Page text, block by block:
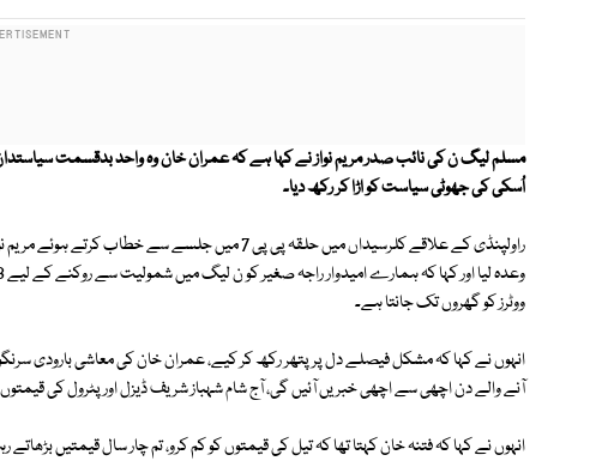
مسلم لیگ ن کی نائب صدر مریم نواز نے کہا ہے کہ عمران خان وہ واحد بدقسمت سیاستدان
اُسکی کی جھوٹی سیاست کو اڑا کر رکھ دیا۔
راولپنڈی کے علاقے کلرسیداں میں حلقہ پی پی 7 میں جلسے
ووٹرز کو گھروں تک جانتا ہے۔
انہوں نے کہا کہ مشکل فیصلے دل پر پتھر رکھ کر کیے، عمران خان کی معاشی بارودی
آنے والے دن اچھی سے اچھی خبریں آئیں گی، آج شام شہباز شریف ڈیزل اور پٹرول کی
انہوں نے کہا کہ فتنہ خان کہتا تھا کہ تیل کی قیمتوں کو کم کرو، تم چار سال قیمتیں